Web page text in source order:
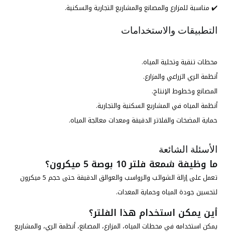
✔️ مناسبة للمزارع والمصانع والمشاريع التجارية والسكنية.
التطبيقات والاستخدامات
محطات تنقية وتحلية المياه.
أنظمة الري الزراعي والمزارع.
المصانع وخطوط الإنتاج.
أنظمة المياه في المشاريع السكنية والتجارية.
حماية المضخات والفلاتر الدقيقة ومعدات معالجة المياه.
الأسئلة الشائعة
ما وظيفة شمعة فلتر 10 بوصة 5 ميكرون؟
تعمل على إزالة الشوائب والرواسب والعوالق الدقيقة حتى حجم 5 ميكرون
لتحسين جودة المياه وحماية المعدات.
أين يمكن استخدام هذا الفلتر؟
يمكن استخدامه في محطات المياه، المزارع، المصانع، أنظمة الري، والمشاريع